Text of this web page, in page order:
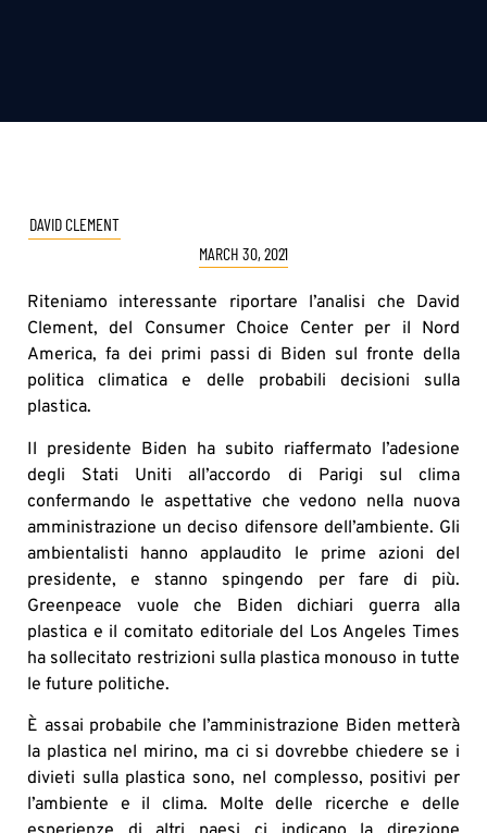
DAVID CLEMENT
MARCH 30, 2021
Riteniamo interessante riportare l’analisi che David
Clement, del Consumer Choice Center per il Nord
America, fa dei primi passi di Biden sul fronte della
politica climatica e delle probabili decisioni sulla
plastica.
Il presidente Biden ha subito riaffermato l’adesione
degli Stati Uniti all’accordo di Parigi sul clima
confermando le aspettative che vedono nella nuova
amministrazione un deciso difensore dell’ambiente. Gli
ambientalisti hanno applaudito le prime azioni del
presidente, e stanno spingendo per fare di più.
Greenpeace vuole che Biden dichiari guerra alla
plastica e il comitato editoriale del Los Angeles Times
ha sollecitato restrizioni sulla plastica monouso in tutte
le future politiche.
È assai probabile che l’amministrazione Biden metterà
la plastica nel mirino, ma ci si dovrebbe chiedere se i
divieti sulla plastica sono, nel complesso, positivi per
l’ambiente e il clima. Molte delle ricerche e delle